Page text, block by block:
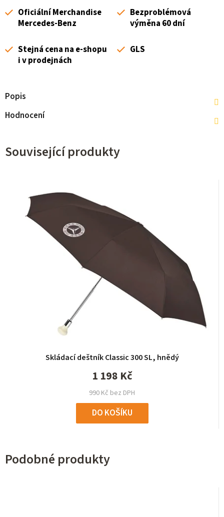
Oficiální Merchandise
Mercedes-Benz
Bezproblémová
výměna 60 dní
Stejná cena na e-shopu
i v prodejnách
GLS
Popis
Hodnocení
Související produkty
Skládací deštník Classic 300 SL, hnědý
hodnocení
produktu
5,0
z
5
990 Kč bez DPH
1 198 Kč
DO KOŠÍKU
Podobné produkty